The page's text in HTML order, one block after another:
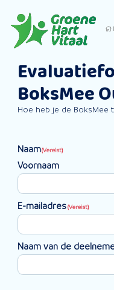
BoksMee
Hoe heb je de BoksMee
Naam(Vereist)
Voornaam
E-mailadres(Vereist)
Naam van de